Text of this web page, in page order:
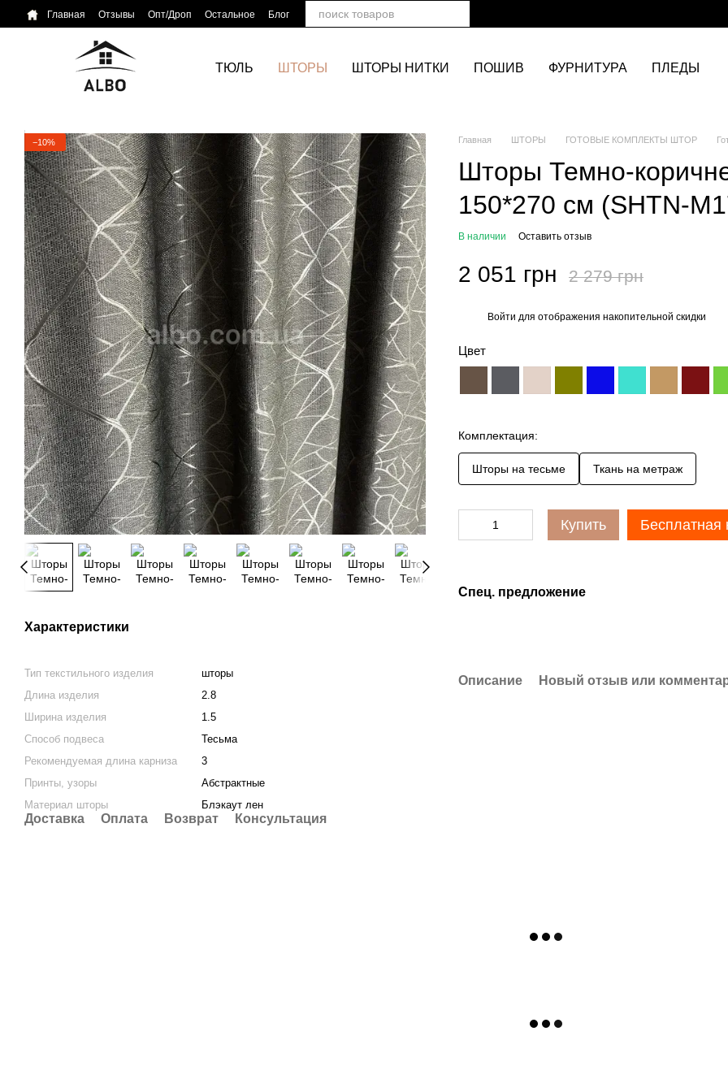
Перейти к основному контенту
Главная Отзывы Опт/Дроп Остальное Блог
ТЮЛЬ ШТОРЫ ШТОРЫ НИТКИ ПОШИВ ФУРНИТУРА ПЛЕДЫ
−10%
Характеристики
Тип текстильного изделия
шторы
Длина изделия
2.8
Ширина изделия
1.5
Способ подвеса
Тесьма
Рекомендуемая длина карниза
3
Принты, узоры
Абстрактные
Материал шторы
Блэкаут лен
Доставка Оплата Возврат Консультация
Главная ШТОРЫ ГОТОВЫЕ КОМПЛЕКТЫ ШТОР
Шторы Темно-
150*270 см (SHTN-
В наличии Оставить отзыв
2 051 грн 2 279 грн
Войти для отображения накопительной скидки
Цвет
Комплектация:
Шторы на тесьме Ткань на метраж
Купить Бесплатная
Спец. предложение
Описание Новый отзыв или